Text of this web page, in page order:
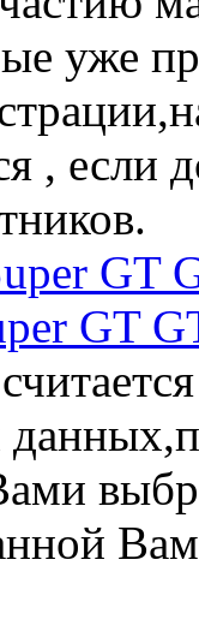
уже
, если
GT
GT